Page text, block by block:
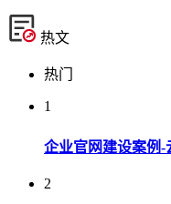
热文
热门
1
企业官网建设案例-
2